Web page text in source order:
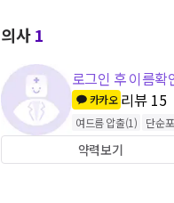
의사1
로그인 후 이름확
카카오 리뷰 15
여드름 압출(1) 단순
약력보기